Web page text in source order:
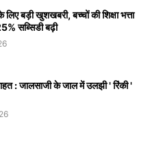
लिए बड़ी खुशखबरी, बच्चों की शिक्षा भत्ता
सब्सिडी बढ़ी
: जालसाजी के जाल में उलझी ' रिंकी '